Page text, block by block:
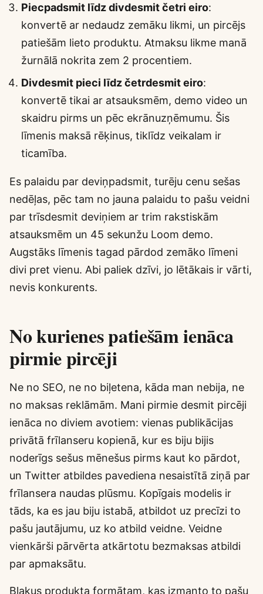
Piecpadsmit līdz divdesmit četri eiro:
konvertē ar nedaudz zemāku likmi, un pircējs
patiešām lieto produktu. Atmaksu likme manā
žurnālā nokrita zem 2 procentiem.
Divdesmit pieci līdz četrdesmit eiro:
konvertē tikai ar atsauksmēm, demo video un
skaidru pirms un pēc ekrānuzņēmumu. Šis
līmenis maksā rēķinus, tiklīdz veikalam ir
ticamība.
Es palaidu par deviņpadsmit, turēju cenu sešas
nedēļas, pēc tam no jauna palaidu to pašu veidni
par trīsdesmit deviņiem ar trim rakstiskām
atsauksmēm un 45 sekunžu Loom demo.
Augstāks līmenis tagad pārdod zemāko līmeni
divi pret vienu. Abi paliek dzīvi, jo lētākais ir vārti,
nevis konkurents.
No kurienes patiešām ienāca
pirmie pircēji
Ne no SEO, ne no biļetena, kāda man nebija, ne
no maksas reklāmām. Mani pirmie desmit pircēji
ienāca no diviem avotiem: vienas publikācijas
privātā frīlanseru kopienā, kur es biju bijis
noderīgs sešus mēnešus pirms kaut ko pārdot,
un Twitter atbildes pavediena nesaistītā ziņā par
frīlansera naudas plūsmu. Kopīgais modelis ir
tāds, ka es jau biju istabā, atbildot uz precīzi to
pašu jautājumu, uz ko atbild veidne. Veidne
vienkārši pārvērta atkārtotu bezmaksas atbildi
par apmaksātu.
Blakus produkta formātam, kas izmanto to pašu